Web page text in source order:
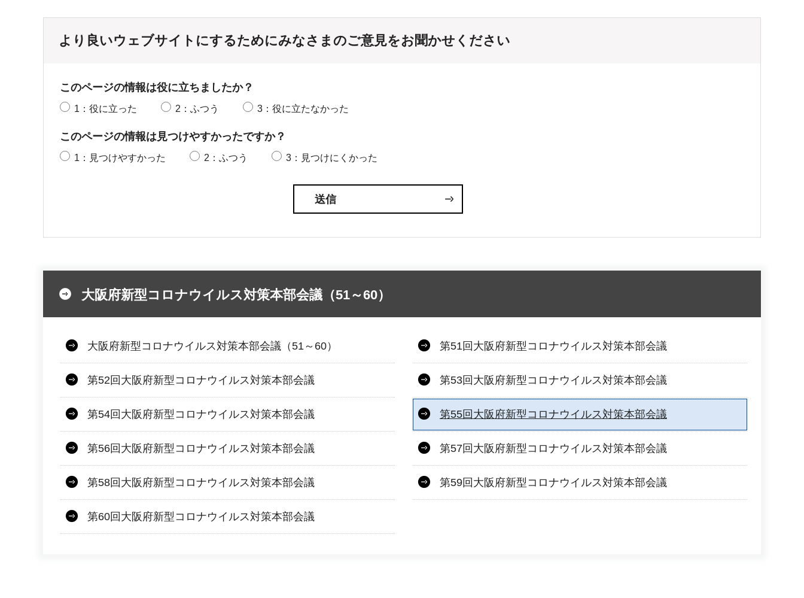
より良いウェブサイトにするためにみなさまのご意見をお聞かせください
このページの情報は役に立ちましたか？
1：役に立った 2：ふつう 3：役に立たなかった
このページの情報は見つけやすかったですか？
1：見つけやすかった 2：ふつう 3：見つけにくかった
大阪府新型コロナウイルス対策本部会議（51～60）
大阪府新型コロナウイルス対策本部会議（51～60） 第51回大阪府新型コロナウイルス対策本部会議
第52回大阪府新型コロナウイルス対策本部会議 第53回大阪府新型コロナウイルス対策本部会議
第54回大阪府新型コロナウイルス対策本部会議 第55回大阪府新型コロナウイルス対策本部会議
第56回大阪府新型コロナウイルス対策本部会議 第57回大阪府新型コロナウイルス対策本部会議
第58回大阪府新型コロナウイルス対策本部会議 第59回大阪府新型コロナウイルス対策本部会議
第60回大阪府新型コロナウイルス対策本部会議